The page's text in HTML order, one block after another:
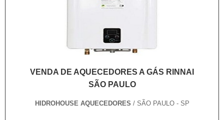
VENDA DE AQUECEDORES A GÁS RINNAI
SÃO PAULO
HIDROHOUSE AQUECEDORES / SÃO PAULO - SP